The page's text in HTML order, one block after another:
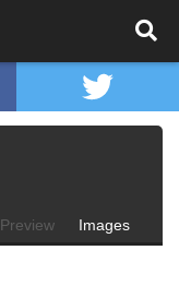
Preview Images